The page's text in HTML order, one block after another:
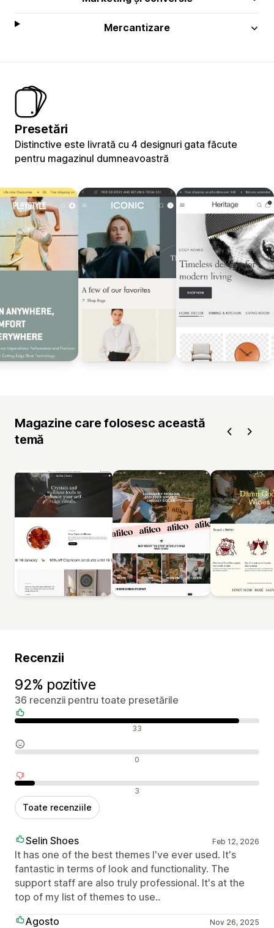
Mercantizare
Presetări
Distinctive este livrată cu 4 designuri gata făcute
pentru magazinul dumneavoastră
Magazine care folosesc această
temă
Recenzii
92% pozitive
36 recenzii pentru toate presetările
Recenzii pozitive 33
Recenzii neutre 0
Recenzii negative 3
Toate recenziile
Selin Shoes Feb 12, 2026
It has one of the best themes I've ever used. It's
fantastic in terms of look and functionality. The
support staff are also truly professional. It's at the
top of my list of themes to use..
Agosto
Nov 26, 2025